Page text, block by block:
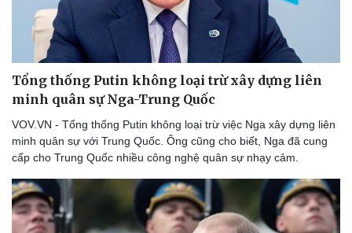
Tổng thống Putin không loại trừ xây dựng liên
minh quân sự Nga-Trung Quốc
VOV.VN - Tổng thống Putin không loại trừ việc Nga xây dựng liên
minh quân sự với Trung Quốc. Ông cũng cho biết, Nga đã cung
cấp cho Trung Quốc nhiều công nghệ quân sự nhạy cảm.